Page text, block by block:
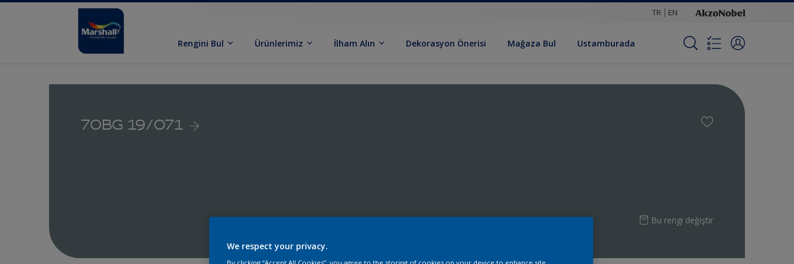
TR EN
Rengini Bul Ürünlerimiz İlham Alın Dekorasyon Önerisi Mağaza Bul Ustamburada
70BG 19/071
Bu rengi değiştir
We respect your privacy.